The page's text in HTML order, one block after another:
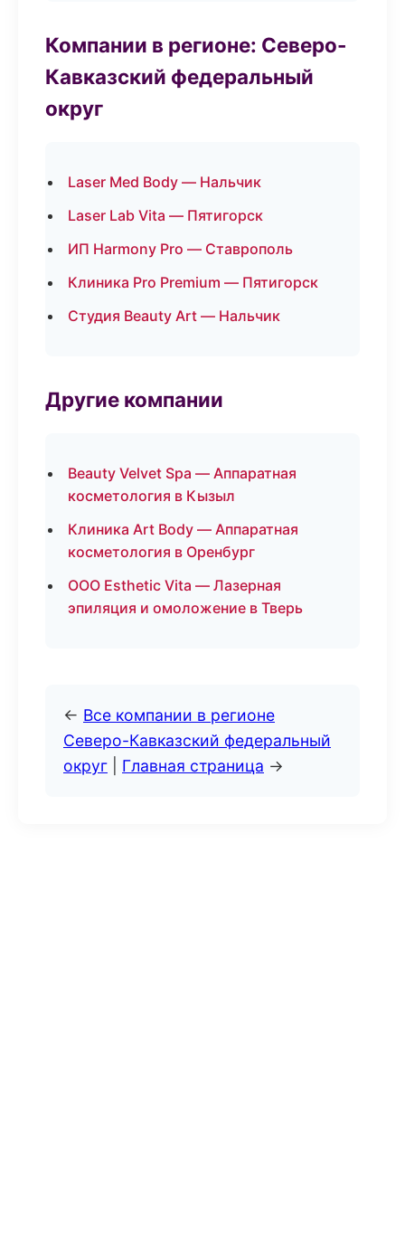
Компании в регионе: Северо-
Кавказский федеральный
округ
Laser Med Body — Нальчик
Laser Lab Vita — Пятигорск
ИП Harmony Pro — Ставрополь
Клиника Pro Premium — Пятигорск
Студия Beauty Art — Нальчик
Другие компании
Beauty Velvet Spa — Аппаратная
косметология в Кызыл
Клиника Art Body — Аппаратная
косметология в Оренбург
ООО Esthetic Vita — Лазерная
эпиляция и омоложение в Тверь
← Все компании в регионе
Северо-Кавказский федеральный
округ
Главная страница →